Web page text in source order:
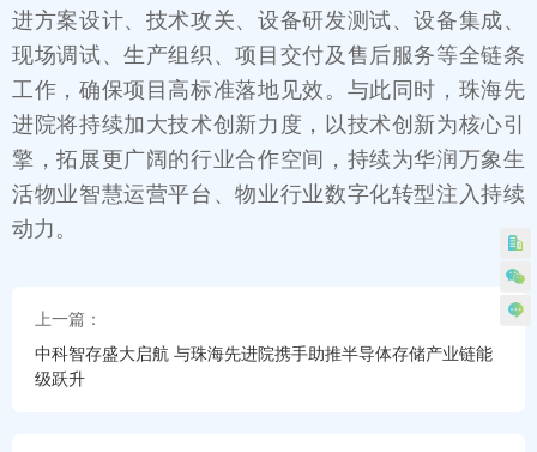
进方案设计、技术攻关、设备研发测试、设备集成、
现场调试、生产组织、项目交付及售后服务等全链条
工作，确保项目高标准落地见效。与此同时，珠海先
进院将持续加大技术创新力度，以技术创新为核心引
擎，拓展更广阔的行业合作空间，持续为华润万象生
活物业智慧运营平台、物业行业数字化转型注入持续
动力。
上一篇：
中科智存盛大启航 与珠海先进院携手助推半导体存储产业链能
级跃升